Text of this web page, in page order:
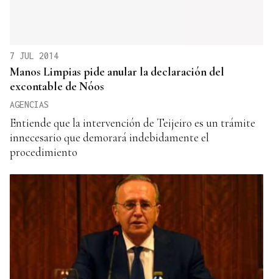
7 JUL 2014
Manos Limpias pide anular la declaración del
excontable de Nóos
AGENCIAS
Entiende que la intervención de Teijeiro es un trámite
innecesario que demorará indebidamente el
procedimiento